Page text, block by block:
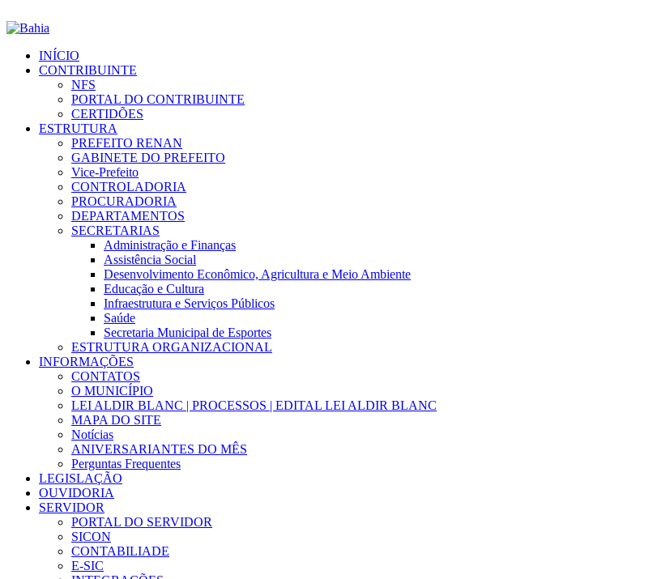
INÍCIO
CONTRIBUINTE
NFS
PORTAL DO CONTRIBUINTE
CERTIDÕES
ESTRUTURA
PREFEITO RENAN
GABINETE DO PREFEITO
Vice-Prefeito
CONTROLADORIA
PROCURADORIA
DEPARTAMENTOS
SECRETARIAS
Administração e Finanças
Assistência Social
Desenvolvimento Econômico, Agricultura e Meio Ambiente
Educação e Cultura
Infraestrutura e Serviços Públicos
Saúde
Secretaria Municipal de Esportes
ESTRUTURA ORGANIZACIONAL
INFORMAÇÕES
CONTATOS
O MUNICÍPIO
LEI ALDIR BLANC | PROCESSOS | EDITAL LEI ALDIR BLANC
MAPA DO SITE
Notícias
ANIVERSARIANTES DO MÊS
Perguntas Frequentes
LEGISLAÇÃO
OUVIDORIA
SERVIDOR
PORTAL DO SERVIDOR
SICON
CONTABILIADE
E-SIC